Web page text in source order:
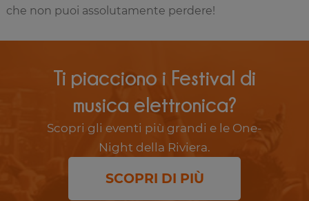
che non puoi assolutamente perdere!
Ti piacciono i Festival di
musica elettronica?
Scopri gli eventi più grandi e le One-
Night della Riviera.
SCOPRI DI PIÙ